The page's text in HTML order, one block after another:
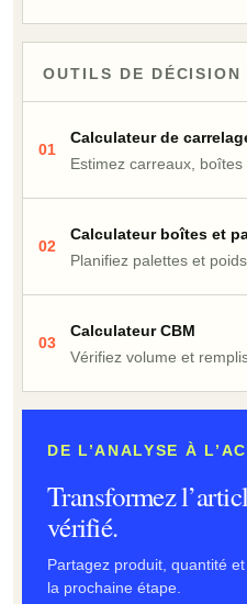
OUTILS DE DÉCISION
01
Calculateur de
Estimez carreaux,
02
Calculateur boîtes et
Planifiez palettes et poids
03
Calculateur CBM
Vérifiez volume et
DE L’ANALYSE À
Transformez
vérifié.
Partagez produit, quantité
la prochaine étape.